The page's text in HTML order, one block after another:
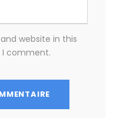
website in this
comment.